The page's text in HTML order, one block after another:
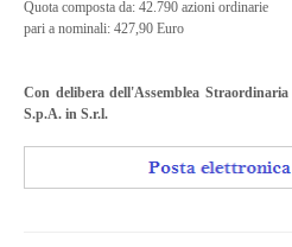
Quota composta da: 42.790 azioni ordinarie
pari a nominali: 427,90 Euro
Con delibera dell'Assemblea
S.p.A. in S.r.l.